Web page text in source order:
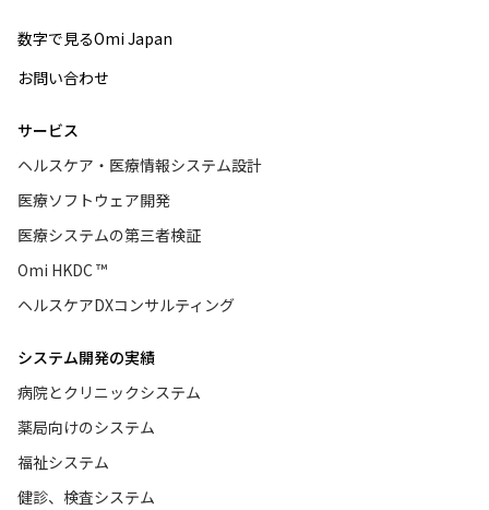
数字で見るOmi Japan
お問い合わせ
サービス
ヘルスケア・医療情報システム設計
医療ソフトウェア開発
医療システムの第三者検証
Omi HKDC ™
ヘルスケアDXコンサルティング
システム開発の実績
病院とクリニックシステム
薬局向けのシステム
福祉システム
健診、検査システム